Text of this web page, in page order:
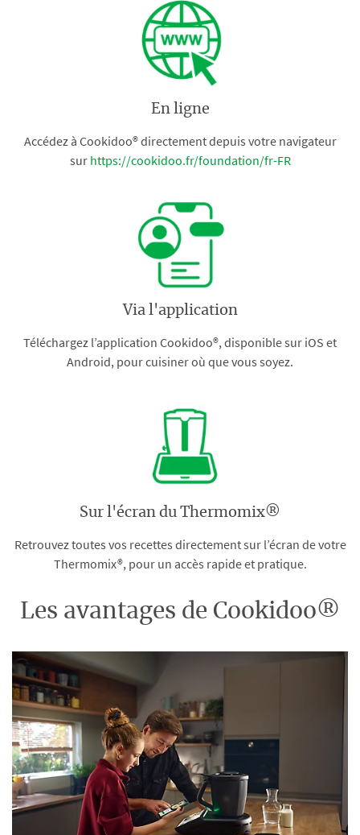
En ligne
Accédez à Cookidoo® directement depuis votre navigateur
sur https://cookidoo.fr/foundation/fr-FR
Via l'application
Téléchargez l’application Cookidoo®, disponible sur iOS et
Android, pour cuisiner où que vous soyez.
Sur l'écran du Thermomix®
Retrouvez toutes vos recettes directement sur l’écran de votre
Thermomix®, pour un accès rapide et pratique.
Les avantages de Cookidoo®